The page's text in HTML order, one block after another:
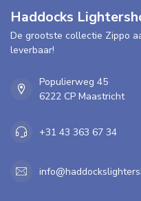
Haddocks
De grootste collectie Zippo
leverbaar!
Populierweg 45
6222 CP Maastricht
+31 43 363 67 34